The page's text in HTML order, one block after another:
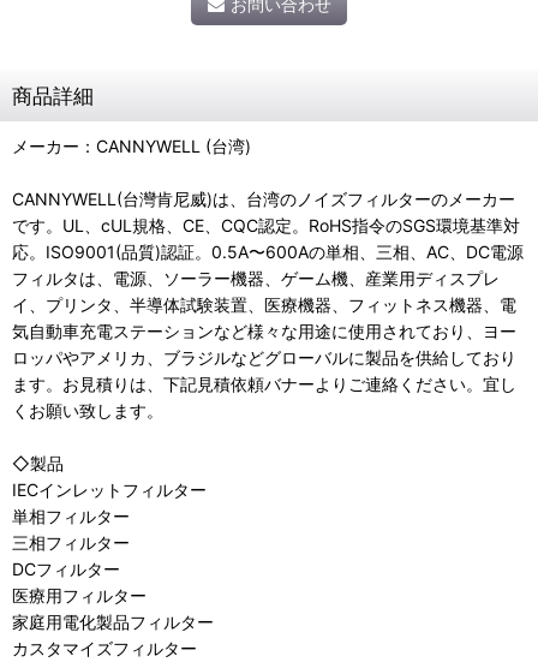
商品詳細
メーカー：CANNYWELL (台湾)
CANNYWELL(台灣肯尼威)は、台湾のノイズフィルターのメーカー
です。UL、cUL規格、CE、CQC認定。RoHS指令のSGS環境基準対
応。ISO9001(品質)認証。0.5A〜600Aの単相、三相、AC、DC電源
フィルタは、電源、ソーラー機器、ゲーム機、産業用ディスプレ
イ、プリンタ、半導体試験装置、医療機器、フィットネス機器、電
気自動車充電ステーションなど様々な用途に使用されており、ヨー
ロッパやアメリカ、ブラジルなどグローバルに製品を供給しており
ます。お見積りは、下記見積依頼バナーよりご連絡ください。宜し
くお願い致します。
◇製品
IECインレットフィルター
単相フィルター
三相フィルター
DCフィルター
医療用フィルター
家庭用電化製品フィルター
カスタマイズフィルター